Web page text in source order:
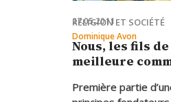
27.05.2011
Dominique Avon
RELIGION ET SOCIÉTÉ
Nous, les fils
meilleure
Première partie